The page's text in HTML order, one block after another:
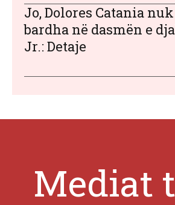
Jo, Dolores Catania
bardha në dasmën e
Jr.: Detaje
Mediat